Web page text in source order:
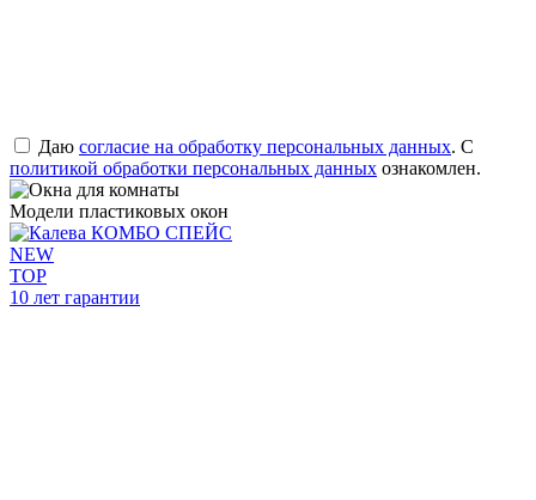
Даю согласие на обработку персональных данных. С
политикой обработки персональных данных ознакомлен.
Модели пластиковых окон
NEW
TOP
10 лет гарантии